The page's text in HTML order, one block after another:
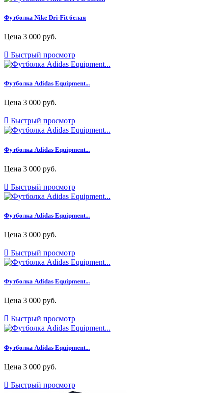
Футболка Nike Dri-Fit белая
Цена 3 000 руб.
 Быстрый просмотр
Футболка Adidas Equipment...
Цена 3 000 руб.
 Быстрый просмотр
Футболка Adidas Equipment...
Цена 3 000 руб.
 Быстрый просмотр
Футболка Adidas Equipment...
Цена 3 000 руб.
 Быстрый просмотр
Футболка Adidas Equipment...
Цена 3 000 руб.
 Быстрый просмотр
Футболка Adidas Equipment...
Цена 3 000 руб.
 Быстрый просмотр